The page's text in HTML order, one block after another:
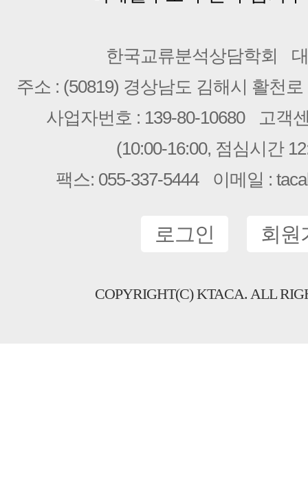
한국교류분석상담학회
주소 : (50819) 경상남도 김해시 활천
사업자번호 : 139-80-10680
고객
(10:00-16:00, 점심시간
팩스: 055-337-5444
이메일 :
로그인 회원
COPYRIGHT(C) KTACA. ALL